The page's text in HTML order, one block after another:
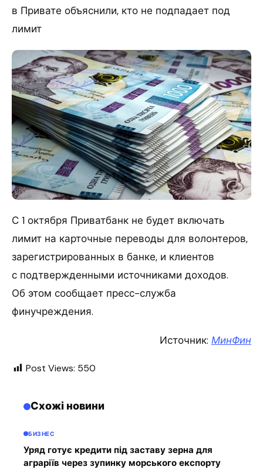
в Привате объяснили, кто не подпадает под
лимит
С 1 октября Приватбанк не будет включать
лимит на карточные переводы для волонтеров,
зарегистрированных в банке, и клиентов
с подтвержденными источниками доходов.
Об этом сообщает пресс-служба
финучреждения.
Источник: МинФин
Post Views: 550
Схожі новини
БИЗНЕС
Уряд готує кредити під заставу зерна для
аграріїв через зупинку морського експорту